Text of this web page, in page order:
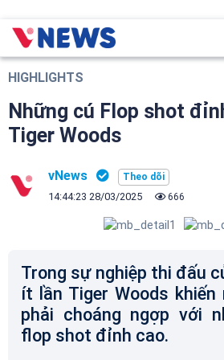
HIGHLIGHTS
Những cú Flop shot
Tiger Woods
vNews
14:44:23 28/03/2025 666
Trong sự nghiệp thi đấu
ít lần Tiger Woods
phải choáng ngợp với
flop shot đỉnh cao.